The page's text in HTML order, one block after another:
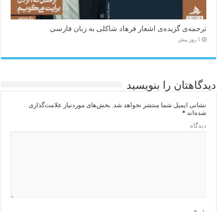
ترجمه‌ی گزیده‌‌ی اشعار فرهاد شاکلی به زبان فارسی
1 روز پیش
دیدگاهتان را بنویسید
نشانی ایمیل شما منتشر نخواهد شد. بخش‌های موردنیاز علامت‌گذاری
شده‌اند *
دیدگاه